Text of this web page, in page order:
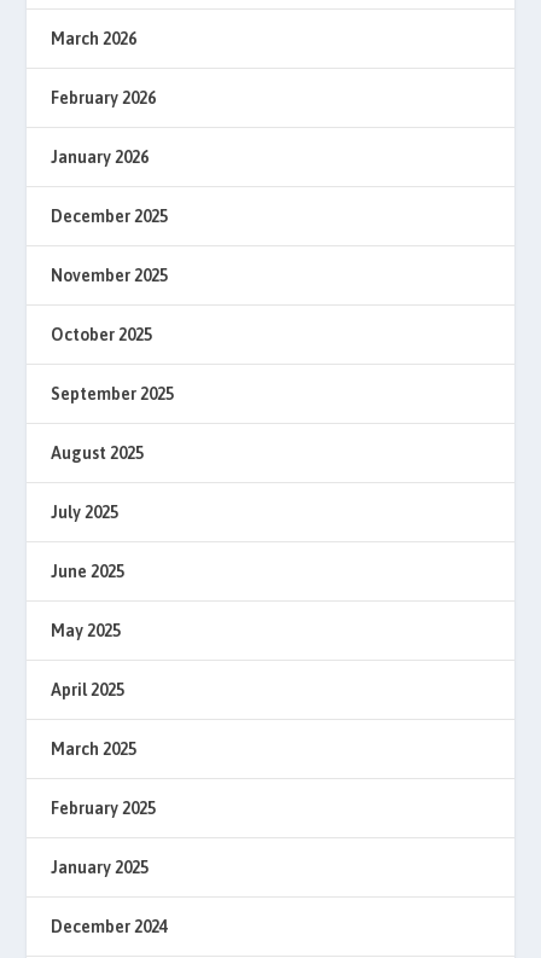
March 2026
February 2026
January 2026
December 2025
November 2025
October 2025
September 2025
August 2025
July 2025
June 2025
May 2025
April 2025
March 2025
February 2025
January 2025
December 2024